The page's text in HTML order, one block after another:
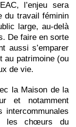
l’enjeu sera
du travail féminin
large, au-delà
De faire en sorte
aussi s’emparer
au patrimoine (ou
de vie.
la Maison de la
et notamment
intercommunales
les chœurs du